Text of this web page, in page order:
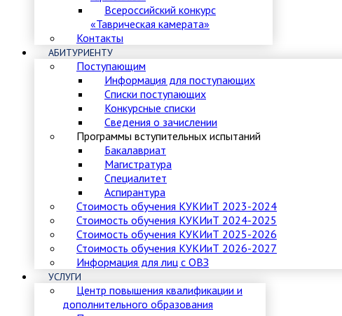
Всероссийский конкурс
«Таврическая камерата»
Контакты
АБИТУРИЕНТУ
Поступающим
Информация для поступающих
Списки поступающих
Конкурсные списки
Сведения о зачислении
Программы вступительных испытаний
Бакалавриат
Магистратура
Специалитет
Аспирантура
Стоимость обучения КУКИиТ 2023-2024
Стоимость обучения КУКИиТ 2024-2025
Стоимость обучения КУКИиТ 2025-2026
Стоимость обучения КУКИиТ 2026-2027
Информация для лиц с ОВЗ
УСЛУГИ
Центр повышения квалификации и
дополнительного образования